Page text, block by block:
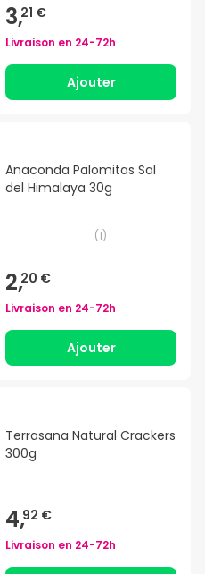
3,21 €
Livraison en 24-72h
Ajouter
Anaconda Palomitas Sal
del Himalaya 30g
(1)
2,20 €
Livraison en 24-72h
Ajouter
Terrasana Natural Crackers
300g
4,92 €
Livraison en 24-72h